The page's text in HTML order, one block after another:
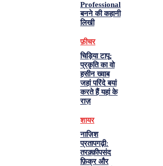
Professional
बनने की कहानी
लिखी
फ़ीचर
चिड़िया टापू:
प्रकृति का वो
हसीन ख्वाब
जहां परिंदे बयां
करते हैं यहां के
राज़
शायर
नाज़िश
प्रतापगढ़ी:
तरक़्क़ीपसंद
फ़िक्र और